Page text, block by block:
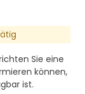
Sie eine
können,
ist.